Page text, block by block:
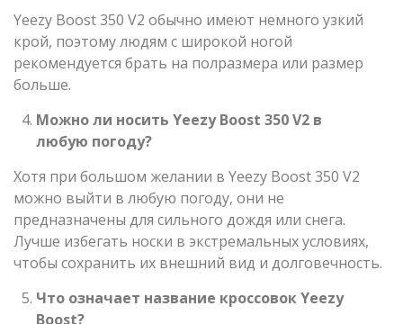
Yeezy Boost 350 V2 обычно имеют немного узкий
крой, поэтому людям с широкой ногой
рекомендуется брать на полразмера или размер
больше.
Можно ли носить Yeezy Boost 350 V2 в
любую погоду?
Хотя при большом желании в Yeezy Boost 350 V2
можно выйти в любую погоду, они не
предназначены для сильного дождя или снега.
Лучше избегать носки в экстремальных условиях,
чтобы сохранить их внешний вид и долговечность.
Что означает название кроссовокYeezy
Boost?